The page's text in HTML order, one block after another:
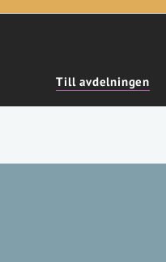
Till avdelningen